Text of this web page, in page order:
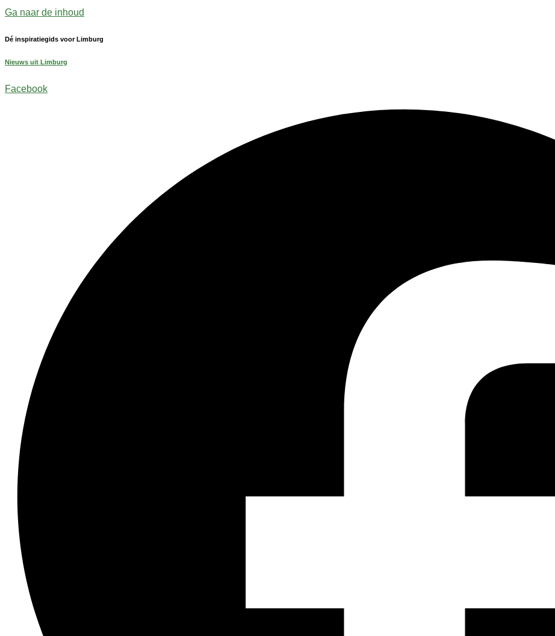
Ga naar de inhoud
Dé inspiratiegids voor Limburg
Nieuws uit Limburg
Facebook